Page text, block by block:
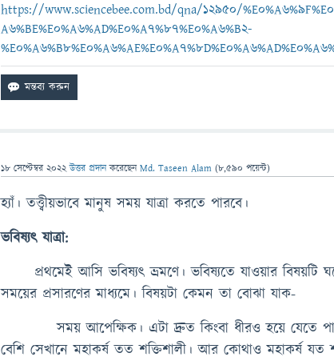
https://www.sciencebee.com.bd/qna/12950/
A6%BE%E0%A6%AD%E0%A7%87%E0%A6%B2-
18 সেপ্টেম্বর 2022 উত্তর প্রদান করেছেনMd. Taseen Alam (8,590 পয়েন্ট)
হ্যাঁ। তত্ত্বীয়ভাবে মানুষ সময় যাত্রা করতে পারবে।
ভবিষ্যৎ যাত্রা:
প্রথমেই আসি ভবিষ্যৎ ভ্রমণে। ভবিষ্যতে যাওয়ার
সময়ের প্রসারণের মাধ্যমে। বিষয়টা কেমন তা বোঝা যাক-
সময় আপেক্ষিক। এটা দ্রুত কিংবা ধীরও হয়ে যেতে
বেশি সেখানে মহাকর্ষ তত শক্তিশালী। আর কোথাও মহাকর্ষ যত